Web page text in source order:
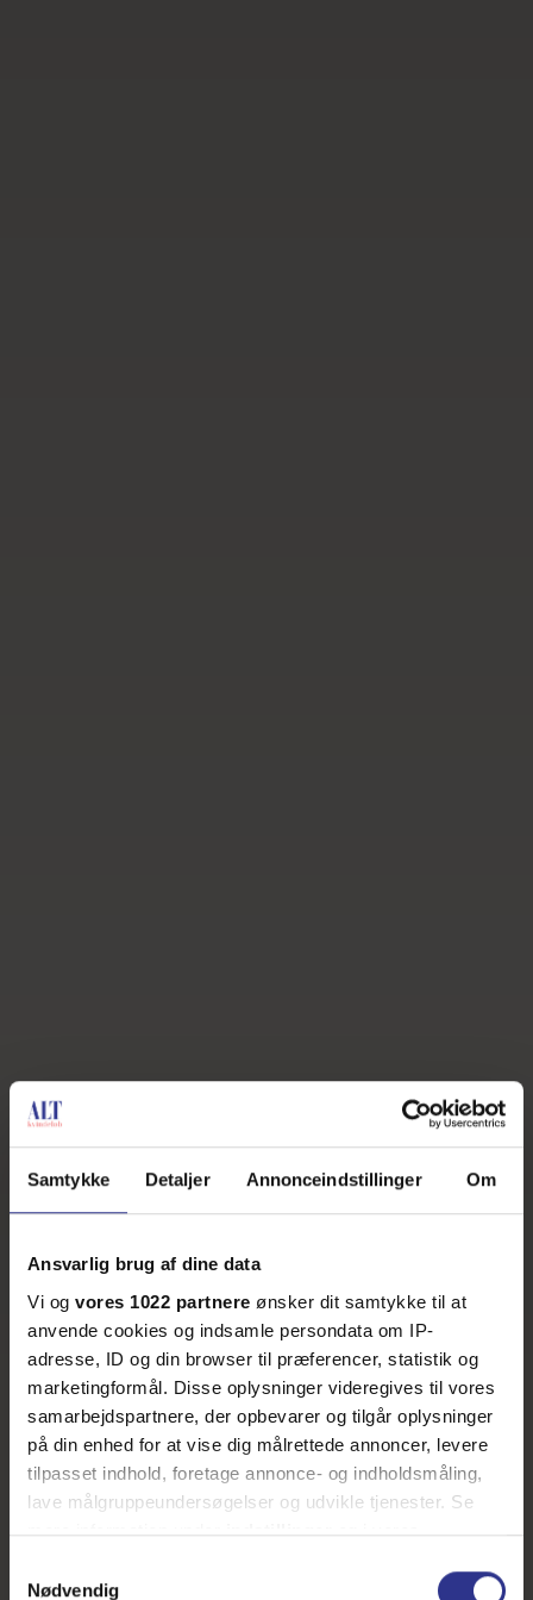
Samtykke Detaljer Annonceindstillinger Om
Ansvarlig brug af dine data
Vi og vores 1022 partnere ønsker dit samtykke til at
anvende cookies og indsamle persondata om IP-
adresse, ID og din browser til præferencer, statistik og
marketingformål. Disse oplysninger videregives til vores
samarbejdspartnere, der opbevarer og tilgår oplysninger
på din enhed for at vise dig målrettede annoncer, levere
tilpasset indhold, foretage annonce- og indholdsmåling,
lave målgruppeundersøgelser og udvikle tjenester. Se
mere information underindstillingerog i vores
tilbage eller ændre indstillinger fra vores
Nødvendig